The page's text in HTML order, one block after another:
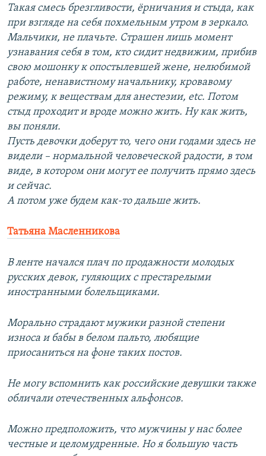
Такая смесь брезгливости, ёрничания и стыда, как
при взгляде на себя похмельным утром в зеркало.
Мальчики, не плачьте. Страшен лишь момент
узнавания себя в том, кто сидит недвижим, прибив
свою мошонку к опостылевшей жене, нелюбимой
работе, ненавистному начальнику, кровавому
режиму, к веществам для анестезии, etc. Потом
стыд проходит и вроде можно жить. Ну как жить,
вы поняли.
Пусть девочки доберут то, чего они годами здесь не
видели – нормальной человеческой радости, в том
виде, в котором они могут ее получить прямо здесь
и сейчас.
А потом уже будем как-то дальше жить.
Татьяна Масленникова
В ленте начался плач по продажности молодых
русских девок, гуляющих с престарелыми
иностранными болельщиками.
Морально страдают мужики разной степени
износа и бабы в белом пальто, любящие
приосаниться на фоне таких постов.
Не могу вспомнить как российские девушки также
обличали отечественных альфонсов.
Можно предположить, что мужчины у нас более
честные и целомудренные. Но я большую часть